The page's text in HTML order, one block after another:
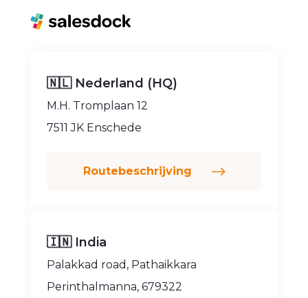
🇳🇱 Nederland (HQ)
M.H. Tromplaan 12
7511 JK Enschede
Routebeschrijving
🇮🇳 India
Palakkad road, Pathaikkara
Perinthalmanna, 679322